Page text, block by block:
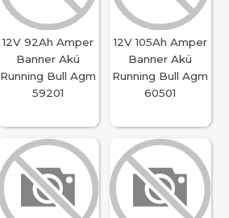
12V 92Ah Amper
Banner Akü
Running Bull Agm
59201
12V 105Ah Amper
Banner Akü
Running Bull Agm
60501